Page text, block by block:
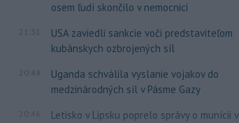
osem ľudí skončilo v nemocnici
21:31
USA zaviedli sankcie voči predstaviteľom
kubánskych ozbrojených síl
20:49
Uganda schválila vyslanie vojakov do
medzinárodných síl v Pásme Gazy
Letisko v Lipsku poprelo správy o munícii v